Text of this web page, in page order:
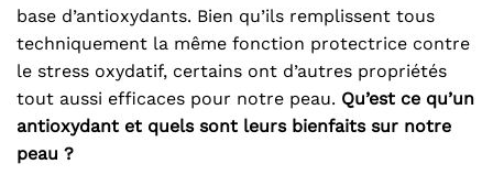
base d’antioxydants. Bien qu’ils remplissent tous
techniquement la même fonction protectrice contre
le stress oxydatif, certains ont d’autres propriétés
tout aussi efficaces pour notre peau. Qu’est ce qu’un
antioxydant et quels sont leurs bienfaits sur notre
peau ?